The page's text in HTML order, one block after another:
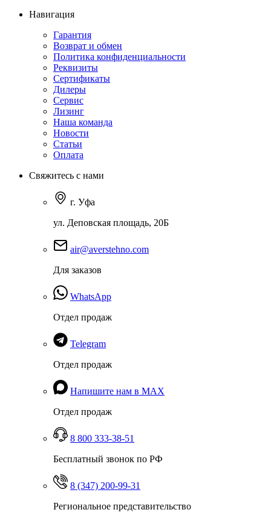
Навигация
Гарантия
Возврат и обмен
Политика конфиденциальности
Реквизиты
Сертификаты
Дилеры
Сервис
Лизинг
Наша команда
Новости
Статьи
Оплата
Свяжитесь с нами
г. Уфа
ул. Деповская площадь, 20Б
air@averstehno.com
Для заказов
WhatsApp
Отдел продаж
Telegram
Отдел продаж
Напишите нам в MAX
Отдел продаж
8 800 333-38-51
Бесплатный звонок по РФ
8 (347) 200-99-31
Региональное представительство